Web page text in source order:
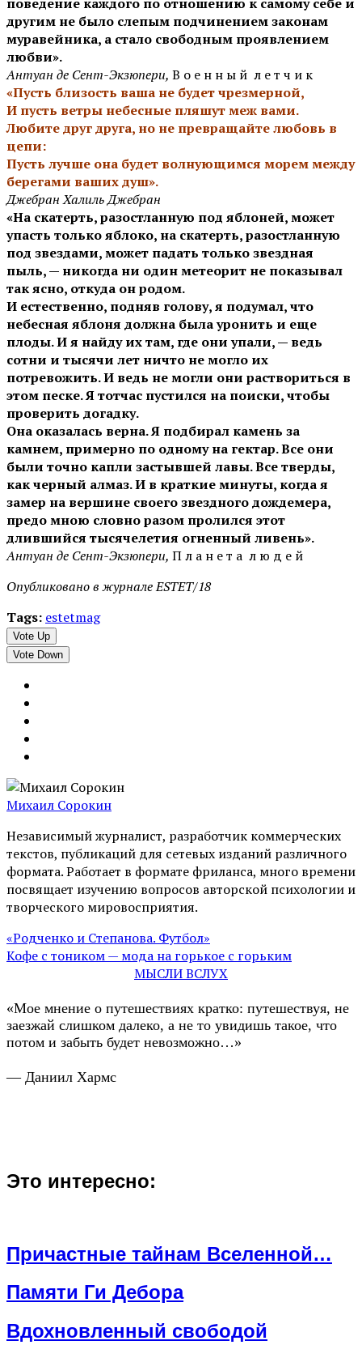
другим не было слепым подчинением законам
муравейника, а стало свободным проявлением
любви».
Антуан де Сент-Экзюпери, В о е н н ы й л е т ч и к
«Пусть близость ваша не будет чрезмерной,
И пусть ветры небесные пляшут меж вами.
Любите друг друга, но не превращайте любовь в
цепи:
Пусть лучше она будет волнующимся морем между
берегами ваших душ».
Джебран Халиль Джебран
«На скатерть, разостланную под яблоней, может
упасть только яблоко, на скатерть, разостланную
под звездами, может падать только звездная
пыль, — никогда ни один метеорит не показывал
так ясно, откуда он родом.
И естественно, подняв голову, я подумал, что
небесная яблоня должна была уронить и еще
плоды. И я найду их там, где они упали, — ведь
сотни и тысячи лет ничто не могло их
потревожить. И ведь не могли они раствориться в
этом песке. Я тотчас пустился на поиски, чтобы
проверить догадку.
Она оказалась верна. Я подбирал камень за
камнем, примерно по одному на гектар. Все они
были точно капли застывшей лавы. Все тверды,
как черный алмаз. И в краткие минуты, когда я
замер на вершине своего звездного дождемера,
предо мною словно разом пролился этот
длившийся тысячелетия огненный ливень».
Антуан де Сент-Экзюпери, П л а н е т а л ю д е й
Опубликовано в журнале ESTET/18
Tags: estetmag
Vote Up
Vote Down
Михаил Сорокин
Независимый журналист, разработчик коммерческих
текстов, публикаций для сетевых изданий различного
формата. Работает в формате фриланса, много времени
посвящает изучению вопросов авторской психологии и
творческого мировосприятия.
«Родченко и Степанова. Футбол»
Кофе с тоником — мода на горькое с горьким
МЫСЛИ ВСЛУХ
«Мое мнение о путешествиях кратко: путешествуя, не
заезжай слишком далеко, а не то увидишь такое, что
потом и забыть будет невозможно…»
— Даниил Хармс
Это интересно:
Причастные тайнам Вселенной…
Памяти Ги Дебора
Вдохновленный свободой